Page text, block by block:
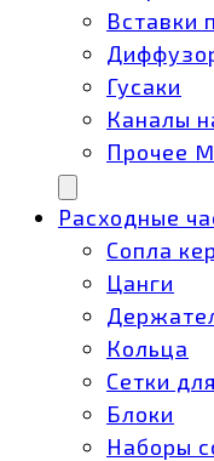
Вставки
Гусаки
Каналы
Прочее
Расходные
Сопла
Цанги
Кольца
Сетки
Блоки
Наборы